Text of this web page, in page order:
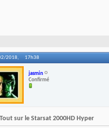
2018, 17h38
jasmin
Confirmé
sur le Starsat 2000HD Hyper